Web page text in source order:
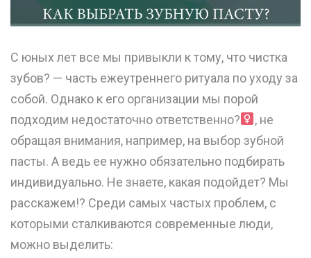
С юных лет все мы привыкли к тому, что чистка
зубов? — часть ежеутреннего ритуала по уходу за
собой. Однако к его организации мы порой
подходим недостаточно ответственно?‍
, не
обращая внимания, например, на выбор зубной
пасты. А ведь ее нужно обязательно подбирать
индивидуально. Не знаете, какая подойдет? Мы
расскажем!? Среди самых частых проблем, с
которыми сталкиваются современные люди,
можно выделить: